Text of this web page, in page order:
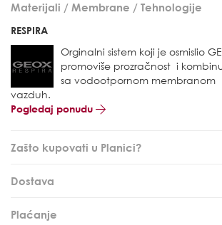
Materijali / Membrane / Tehnologije
RESPIRA
Orginalni sistem koji je osmislio
promoviše prozračnost i
sa vodootpornom membranom
vazduh.
Pogledaj ponudu
Zašto kupovati u Planici?
Dostava
Plaćanje